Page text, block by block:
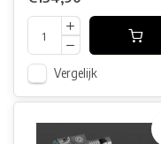
Vergelijk